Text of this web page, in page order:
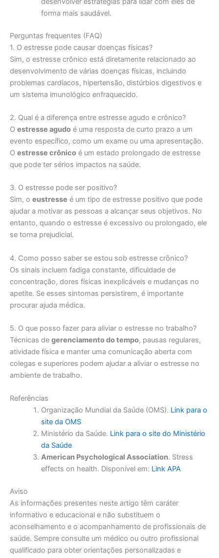
forma mais saudável.
Perguntas frequentes (FAQ)
1. O estresse pode causar doenças físicas?
Sim, o estresse crônico está diretamente relacionado ao
desenvolvimento de várias doenças físicas, incluindo
problemas cardíacos, hipertensão, distúrbios digestivos e
um sistema imunológico enfraquecido.
2. Qual é a diferença entre estresse agudo e crônico?
O estresse agudo é uma resposta de curto prazo a um
evento específico, como um exame ou uma apresentação.
O estresse crônico é um estado prolongado de estresse
que pode ter sérios impactos na saúde.
3. O estresse pode ser positivo?
Sim, o eustresse é um tipo de estresse positivo que pode
ajudar a motivar as pessoas a alcançar seus objetivos. No
entanto, quando o estresse é excessivo ou prolongado, ele
se torna prejudicial.
4. Como posso saber se estou sob estresse crônico?
Os sinais incluem fadiga constante, dificuldade de
concentração, dores físicas inexplicáveis e mudanças no
apetite. Se esses sintomas persistirem, é importante
procurar ajuda médica.
5. O que posso fazer para aliviar o estresse no trabalho?
Técnicas de gerenciamento do tempo, pausas regulares,
atividade física e manter uma comunicação aberta com
colegas e superiores podem ajudar a aliviar o estresse no
ambiente de trabalho.
Referências
Organização Mundial da Saúde (OMS). Link para o
site da OMS
Ministério da Saúde. Link para o site do Ministério
da Saúde
American Psychological Association. Stress
effects on health. Disponível em: Link APA
Aviso
As informações presentes neste artigo têm caráter
informativo e educacional e não substituem o
aconselhamento e o acompanhamento de profissionais de
saúde. Sempre consulte um médico ou outro profissional
qualificado para obter orientações personalizadas e